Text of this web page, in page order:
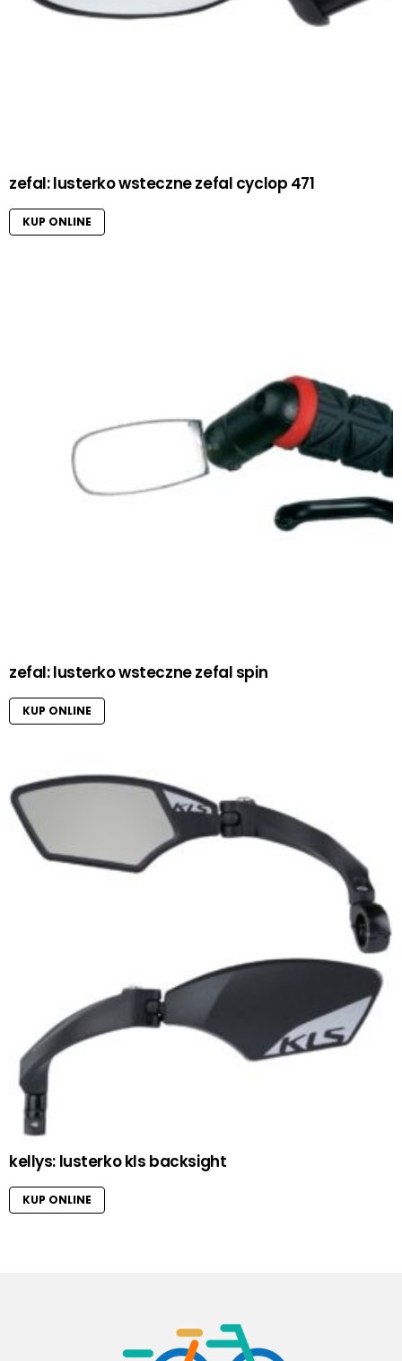
zefal: lusterko wsteczne zefal cyclop 471
KUP ONLINE
zefal: lusterko wsteczne zefal spin
KUP ONLINE
kellys: lusterko kls backsight
KUP ONLINE